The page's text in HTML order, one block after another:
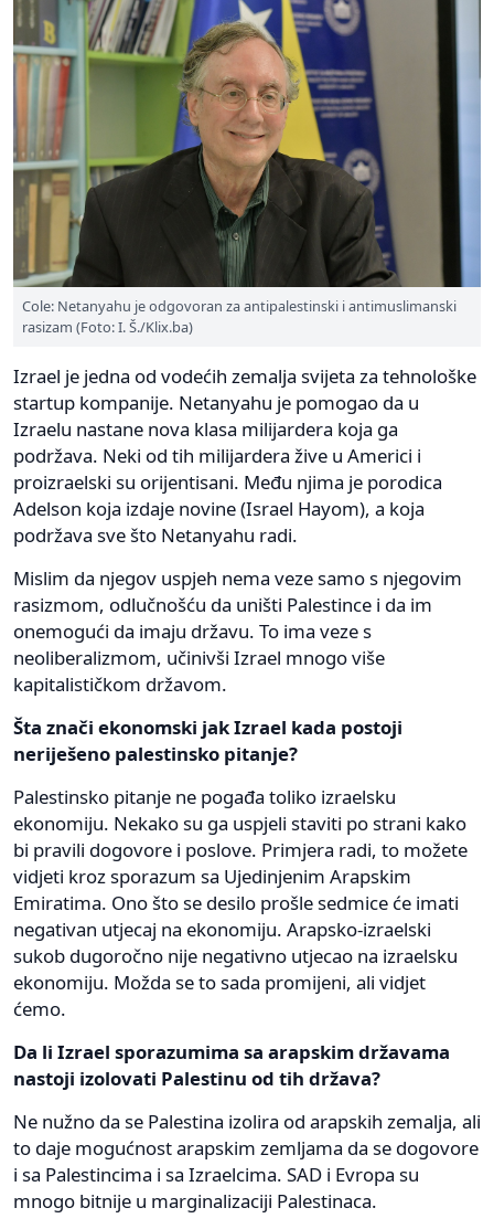
Cole: Netanyahu je odgovoran za antipalestinski i antimuslimanski
rasizam (Foto: I. Š./Klix.ba)
Izrael je jedna od vodećih zemalja svijeta za tehnološke
startup kompanije. Netanyahu je pomogao da u
Izraelu nastane nova klasa milijardera koja ga
podržava. Neki od tih milijardera žive u Americi i
proizraelski su orijentisani. Među njima je porodica
Adelson koja izdaje novine (Israel Hayom), a koja
podržava sve što Netanyahu radi.
Mislim da njegov uspjeh nema veze samo s njegovim
rasizmom, odlučnošću da uništi Palestince i da im
onemogući da imaju državu. To ima veze s
neoliberalizmom, učinivši Izrael mnogo više
kapitalističkom državom.
Šta znači ekonomski jak Izrael kada postoji
neriješeno palestinsko pitanje?
Palestinsko pitanje ne pogađa toliko izraelsku
ekonomiju. Nekako su ga uspjeli staviti po strani kako
bi pravili dogovore i poslove. Primjera radi, to možete
vidjeti kroz sporazum sa Ujedinjenim Arapskim
Emiratima. Ono što se desilo prošle sedmice će imati
negativan utjecaj na ekonomiju. Arapsko-izraelski
sukob dugoročno nije negativno utjecao na izraelsku
ekonomiju. Možda se to sada promijeni, ali vidjet
ćemo.
Da li Izrael sporazumima sa arapskim državama
nastoji izolovati Palestinu od tih država?
Ne nužno da se Palestina izolira od arapskih zemalja, ali
to daje mogućnost arapskim zemljama da se dogovore
i sa Palestincima i sa Izraelcima. SAD i Evropa su
mnogo bitnije u marginalizaciji Palestinaca.